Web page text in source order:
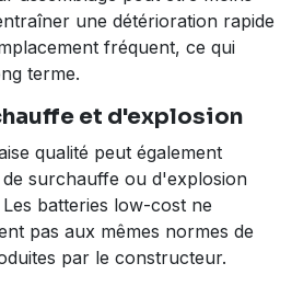
une détérioration rapide
fréquent, ce qui
terme.
et d'explosion
qualité peut également
surchauffe ou d'explosion
batteries low-cost ne
pas aux mêmes normes de
par le constructeur.